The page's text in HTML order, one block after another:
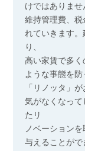
けではありませ
維持管理費、
れていきます
り、
高い家賃で多
ような事態を防
「リノッタ」
気がなくなっ
たリ
ノベーション
与えることが